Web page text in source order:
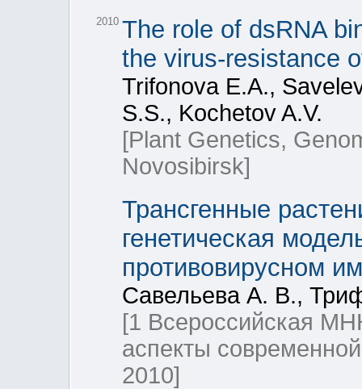
2010 The role of dsRNA
the virus-resistance
Trifonova E.A.,
S.S., Kochetov A.V.
[Plant Genetics,
Novosibirsk]
Трансгенные
генетическая
противовирусном
Савельева А. В.,
[1 Всероссийская
аспекты
2010]